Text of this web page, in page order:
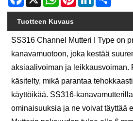
Tuotteen Kuvaus
SS316 Channel Mutteri I Type on
kanavamuotoon, joka kestää
aksiaalivoiman ja leikkausvoiman.
käsitelty, mikä parantaa
käyttöikää. SS316-
ominaisuuksia ja ne voivat täyttää